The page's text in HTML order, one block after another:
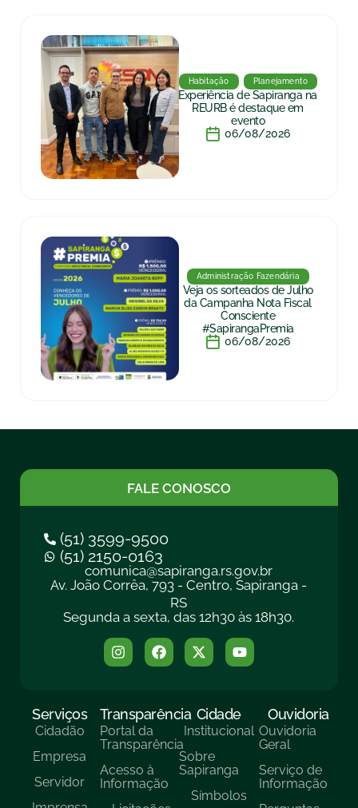
Habitação Planejamento
Experiência de Sapiranga na
REURB é destaque em
evento
06/08/2026
Administração Fazendária
Veja os sorteados de Julho
da Campanha Nota Fiscal
Consciente
#SapirangaPremia
06/08/2026
FALE CONOSCO
(51) 3599-9500
(51) 2150-0163
comunica@sapiranga.rs.gov.br
Av. João Corrêa, 793 - Centro, Sapiranga -
RS
Segunda a sexta, das 12h30 às 18h30.
Serviços
Cidadão
Empresa
Servidor
Transparência
Portal da
Transparência
Acesso à
Informação
Cidade
Institucional
Sobre
Sapiranga
Símbolos
Ouvidoria
Ouvidoria
Geral
Serviço de
Informação